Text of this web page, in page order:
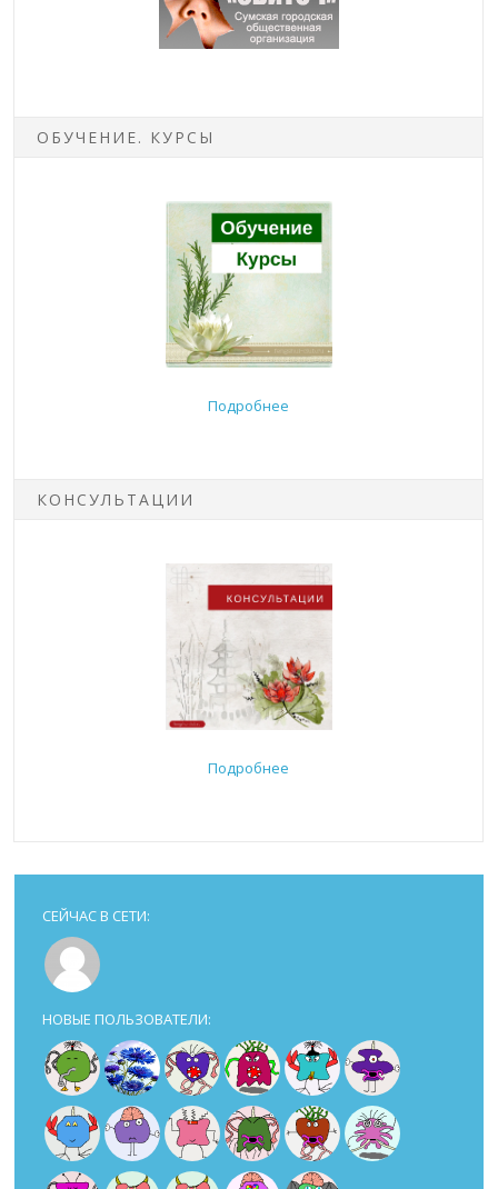
ОБУЧЕНИЕ. КУРСЫ
Подробнее
КОНСУЛЬТАЦИИ
Подробнее
СЕЙЧАС В СЕТИ:
НОВЫЕ ПОЛЬЗОВАТЕЛИ: